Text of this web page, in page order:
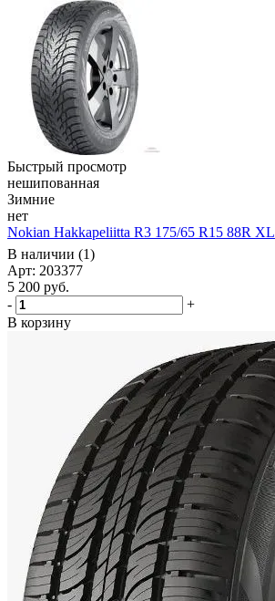
Быстрый просмотр
нешипованная
Зимние
нет
Nokian Hakkapeliitta R3 175/65 R15 88R XL
В наличии (1)
Арт: 203377
5 200 руб.
-
+
В корзину